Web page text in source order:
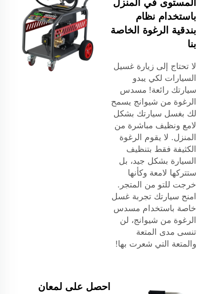
المستوى في المنزل
باستخدام نظام
بندقية الرغوة الخاصة
بنا
لا تحتاج إلى زيارة غسيل
السيارات لكي يبدو
سيارتك رائعة! مسدس
الرغوة من شيوانج يسمح
لك بغسل سيارتك بشكل
لامع ونظيف مباشرة من
المنزل. لا يقوم الرغوة
الكثيفة فقط بتنظيف
السيارة بشكل جيد، بل
ستتركها لامعة وكأنها
خرجت للتو من المتجر.
امنح سيارتك تجربة غسل
خاصة باستخدام مسدس
الرغوة من شيوانج، لن
تنسى مدى المتعة
والمتعة التي شعرت بها!
احصل على لمعان